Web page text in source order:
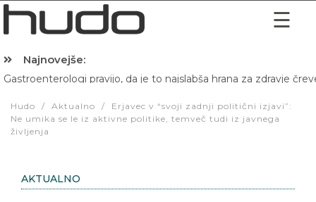
Najnovejše:
Gastroenterologi pravijo, da je to najslabša hrana za zdravje
Hudo / Aktualno /
Erjavec v “svoji zadnji politični izjavi”:
Ne umika se le iz aktivne politike, temveč tudi iz javnega
življenja
AKTUALNO